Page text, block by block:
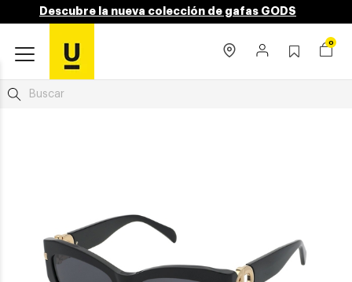
Descubre la nueva colección de gafas GODS
0